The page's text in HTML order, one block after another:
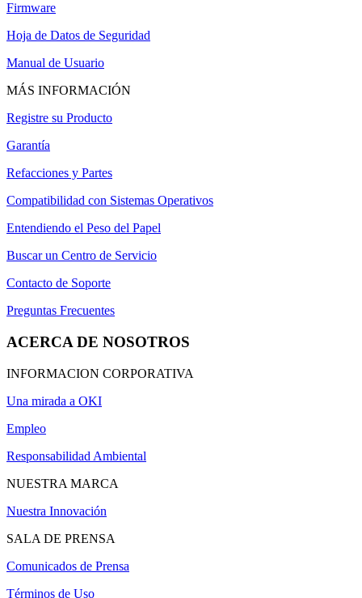
Firmware
Hoja de Datos de Seguridad
Manual de Usuario
MÁS INFORMACIÓN
Registre su Producto
Garantía
Refacciones y Partes
Compatibilidad con Sistemas Operativos
Entendiendo el Peso del Papel
Buscar un Centro de Servicio
Contacto de Soporte
Preguntas Frecuentes
ACERCA DE NOSOTROS
INFORMACION CORPORATIVA
Una mirada a OKI
Empleo
Responsabilidad Ambiental
NUESTRA MARCA
Nuestra Innovación
SALA DE PRENSA
Comunicados de Prensa
Términos de Uso